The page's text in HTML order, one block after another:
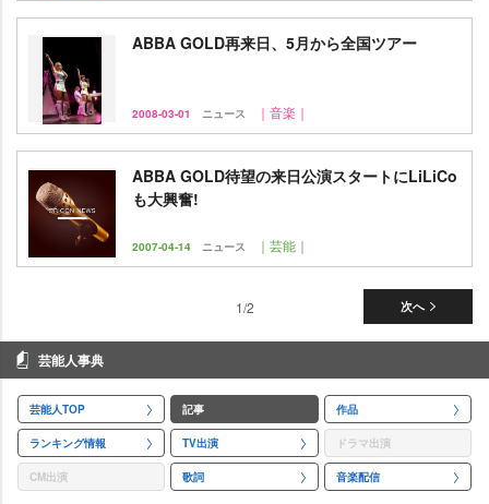
ABBA GOLD再来日、5月から全国ツアー
2008-03-01 ニュース ｜音楽｜
ABBA GOLD待望の来日公演スタートにLiLiCo
も大興奮!
2007-04-14 ニュース ｜芸能｜
次へ
1/2
芸能人事典
芸能人TOP 記事 作品
ランキング情報 TV出演 ドラマ出演
CM出演 歌詞 音楽配信